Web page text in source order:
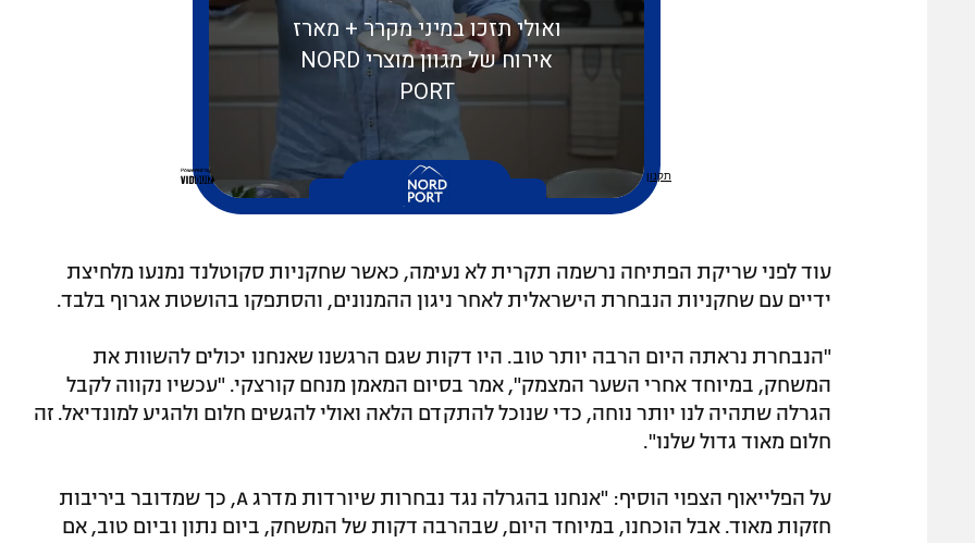
עוד לפני שריקת הפתיחה נרשמה תקרית לא נעימה, כאשר שחקניות סקוטלנד נמנעו מלחיצת
ידיים עם שחקניות הנבחרת הישראלית לאחר ניגון ההמנונים, והסתפקו בהושטת אגרוף בלבד.
"הנבחרת נראתה היום הרבה יותר טוב. היו דקות שגם הרגשנו שאנחנו יכולים להשוות את
המשחק, במיוחד אחרי השער המצמק", אמר בסיום המאמן מנחם קורצקי. "עכשיו נקווה לקבל
הגרלה שתהיה לנו יותר נוחה, כדי שנוכל להתקדם הלאה ואולי להגשים חלום ולהגיע למונדיאל. זה
חלום מאוד גדול שלנו".
על הפלייאוף הצפוי הוסיף: "אנחנו בהגרלה נגד נבחרות שיורדות מדרג A, כך שמדובר ביריבות
חזקות מאוד. אבל הוכחנו, במיוחד היום, שבהרבה דקות של המשחק, ביום נתון וביום טוב, אם